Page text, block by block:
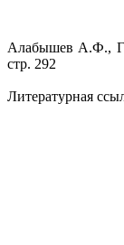
Алабышев А.Ф.,
стр. 292
Литературная